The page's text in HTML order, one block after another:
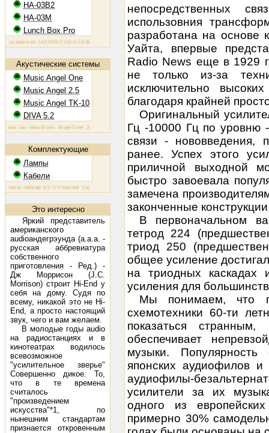
HA-03B2
HA-03M
Lunch Box Pro
LACONIC HA-02,03B/B2/M: 6N6P, 2х1,2 Вт на 300 Ом
Акустические системы
Music Angel One
Music Angel 2.5
Music Angel TK-10
DIVA 5.2
система Music Angel One: 20 - 100 Вт, 38 Гц - 30 кГц, 86 Дб/Вт/мАкустическая система Music Angel
Комплектующие
Лампы
Кабели
Voltage 6.3 V Filament Current 1.6 A Plate Voltage (max) 800 V Plate Current (max) 230 mA Plate
Это интересно
Яркий представитель
американского
audioaндегрэунда (a.a.а. -
русская аббревиатура
собственного
приготовления - Ред.) -
Дж Моррисон (J.C.
Morrison) строит Hi-End у
себя на дому. Судя по
всему, никакой это не Hi-
End, а просто настоящий
звук, чего и вам желаем.
В молодые годы audio
на радиостанциях и в
кинотеатрах водилось
всевозможное
"усилительное зверье"
Совершенно дикое. То,
что в те времена
считалось
"произведением
искусства"*1, по
нынешним стандартам
признается откровенным
непосредственных
использовния
разработана на основе
Уайта, впервые
Radio News еще в 1929
не только из-за
исключительно
благодаря крайней
Оригинальный
Гц -10000 Гц по уровню
связи - нововведения,
ранее. Успех этого
приличной выходной
быстро завоевала
замечена
законченные
В первоначальном
тетрод 224
триод 250
общее усиление
на триодных каскадах
усиления для
Мы понимаем, что
схемотехники 60-ти
показаться
обеспечивает
музыки.
японских аудиофилов
аудиофилы-
усилители за их
одного из
примерно 30%